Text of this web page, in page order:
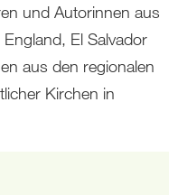
und Autorinnen aus
El Salvador
aus den regionalen
Kirchen in